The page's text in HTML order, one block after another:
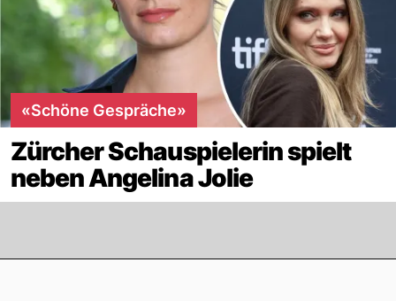
«Schöne Gespräche»
Zürcher Schauspielerin spielt
neben Angelina Jolie